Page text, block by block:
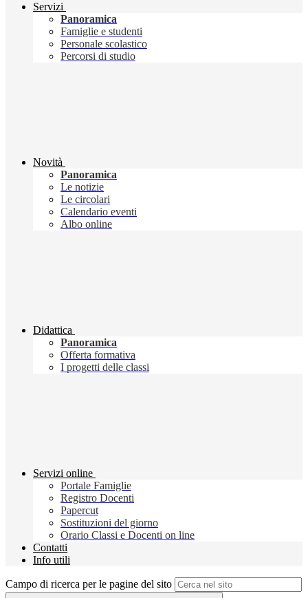
Servizi
Panoramica
Famiglie e studenti
Personale scolastico
Percorsi di studio
Novità
Panoramica
Le notizie
Le circolari
Calendario eventi
Albo online
Didattica
Panoramica
Offerta formativa
I progetti delle classi
Servizi online
Portale Famiglie
Registro Docenti
Papercut
Sostituzioni del giorno
Orario Classi e Docenti on line
Contatti
Info utili
Campo di ricerca per le pagine del sito